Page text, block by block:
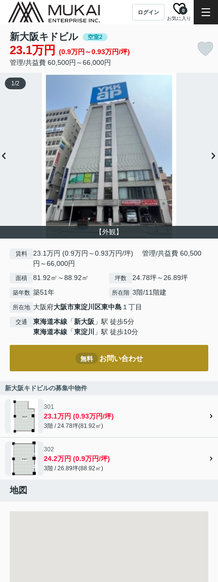
ログイン
お気に入り
0
新大阪キドビル 空室2
23.1万円
(0.9万円～0.93万円/坪)
管理/共益費 60,500円～66,000円
【外観】
1/2
賃料
23.1万円 (0.9万円～0.93万円/坪) 管理/共益費 60,500
円～66,000円
面積 81.92㎡～88.92㎡ 坪数 24.78坪～26.89坪
築年数 築51年 所在階 3階/11階建
所在地 大阪府大阪市東淀川区東中島 １丁目
交通 東海道本線 「新大阪 」駅 徒歩5分
東海道本線 「東淀川 」駅 徒歩10分
無料 お問い合わせ
新大阪キドビルの募集中物件
301
23.1万円 (0.93万円/坪)
3階 / 24.78坪(81.92㎡)
302
24.2万円 (0.9万円/坪)
3階 / 26.89坪(88.92㎡)
地図